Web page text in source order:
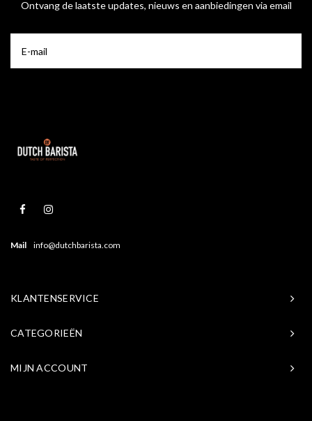
Ontvang de laatste updates, nieuws en aanbiedingen via email
Mail info@dutchbarista.com
KLANTENSERVICE
CATEGORIEËN
MIJN ACCOUNT